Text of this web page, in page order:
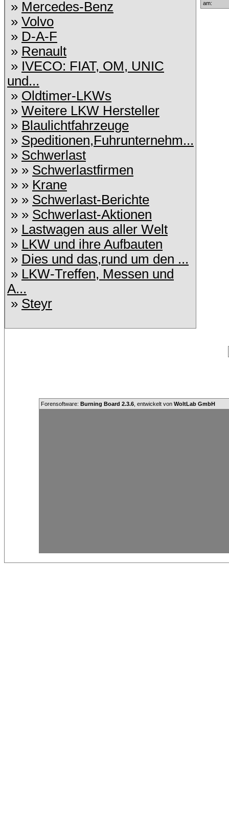
» Mercedes-Benz
» Volvo
» D-A-F
» Renault
» IVECO: FIAT, OM, UNIC
und...
» Oldtimer-LKWs
» Weitere LKW Hersteller
» Blaulichtfahrzeuge
» Speditionen,Fuhrunternehm...
» Schwerlast
» » Schwerlastfirmen
» » Krane
» » Schwerlast-Berichte
» » Schwerlast-Aktionen
» Lastwagen aus aller Welt
» LKW und ihre Aufbauten
» Dies und das,rund um den ...
» LKW-Treffen, Messen und
A...
» Steyr
am:
Forensoftware:Burning Board 2.3.6 , entwickelt vonWoltLab GmbH